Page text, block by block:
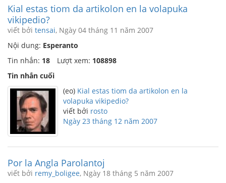
Kial estas tiom da artikolon en la volapuka
vikipedio?
viết bởi tensai, Ngày 04 tháng 11 năm 2007
Nội dung: Esperanto
Tin nhắn: 18 Lượt xem: 108898
Tin nhắn cuối
(eo) Kial estas tiom da artikolon en la
volapuka vikipedio?
viết bởi rosto
Ngày 23 tháng 12 năm 2007
Por la Angla Parolantoj
viết bởi remy_boligee, Ngày 18 tháng 5 năm 2007